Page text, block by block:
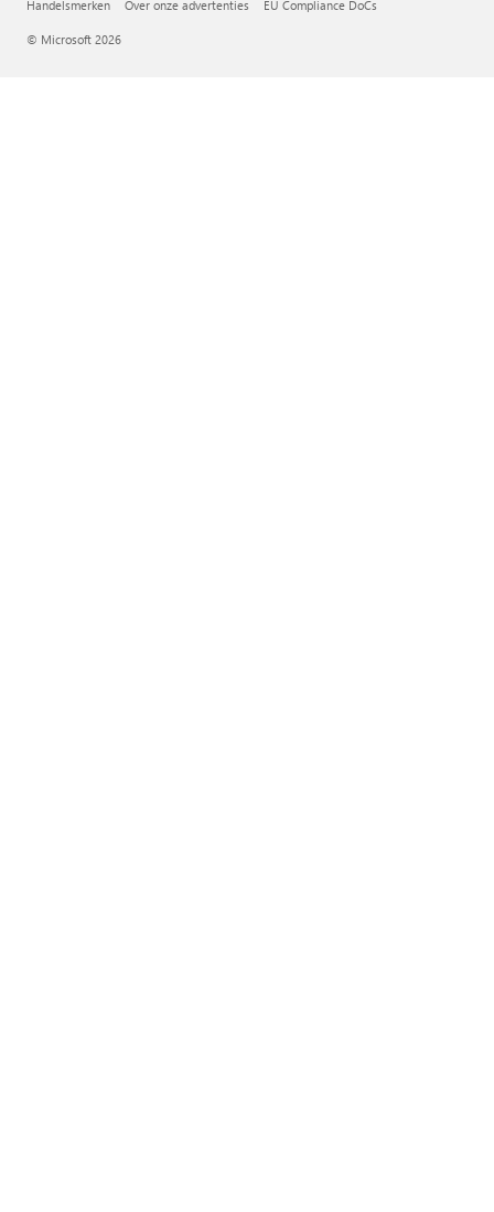
Handelsmerken Over onze advertenties EU Compliance DoCs
© Microsoft 2026